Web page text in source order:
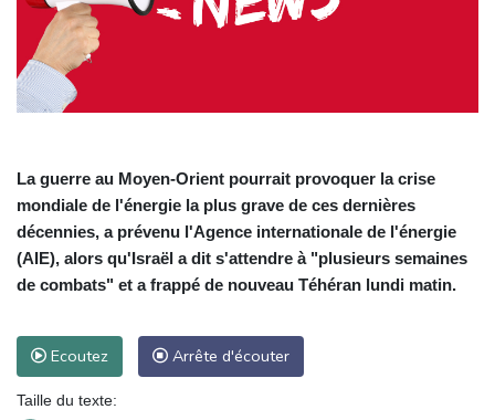
La guerre au Moyen-Orient pourrait provoquer la crise
mondiale de l'énergie la plus grave de ces dernières
décennies, a prévenu l'Agence internationale de l'énergie
(AIE), alors qu'Israël a dit s'attendre à "plusieurs semaines
de combats" et a frappé de nouveau Téhéran lundi matin.
Ecoutez Arrête d'écouter
Taille du texte: